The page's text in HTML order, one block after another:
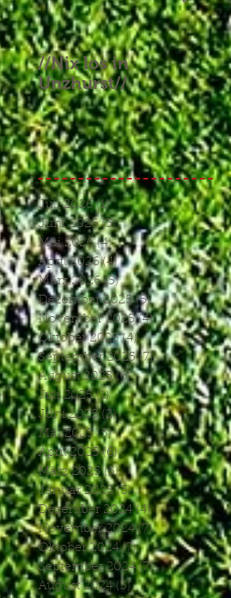
//Nix los in
Unzhurst//
//
Juli 2026 (1)1 Beitrag
Juni 2026 (3)3 Beiträge
Mai 2026 (4)4 Beiträge
April 2026 (4)4 Beiträge
März 2026 (5)5 Beiträge
Dezember 2025 (5)5 Beiträge
November 2025 (4)4 Beiträge
Oktober 2025 (4)4 Beiträge
September 2025 (7)7 Beiträge
August 2025 (6)6 Beiträge
Juli 2025 (1)1 Beitrag
Juni 2025 (2)2 Beiträge
Mai 2025 (5)5 Beiträge
April 2025 (6)6 Beiträge
März 2025 (5)5 Beiträge
Januar 2025 (3)3 Beiträge
Dezember 2024 (4)4 Beiträge
November 2024 (7)7 Beiträge
Oktober 2024 (7)7 Beiträge
September 2024 (7)7 Beiträge
August 2024 (3)3 Beiträge